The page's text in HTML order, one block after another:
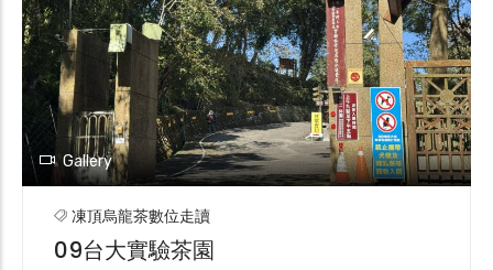
Gallery
凍頂烏龍茶數位走讀
09台大實驗茶園